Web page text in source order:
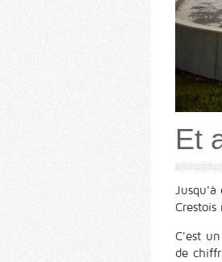
Et
Jusqu'à
C'est
de